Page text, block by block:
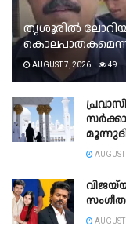
തൃശൂരിൽ
AUGUST 7, 2026 49